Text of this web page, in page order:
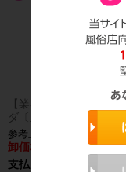
【業界最安値】6項目
ダ〔血液〕HIV/梅毒
参考上代 6,800円（税抜
卸価格：会員様のみ公
支払い方法